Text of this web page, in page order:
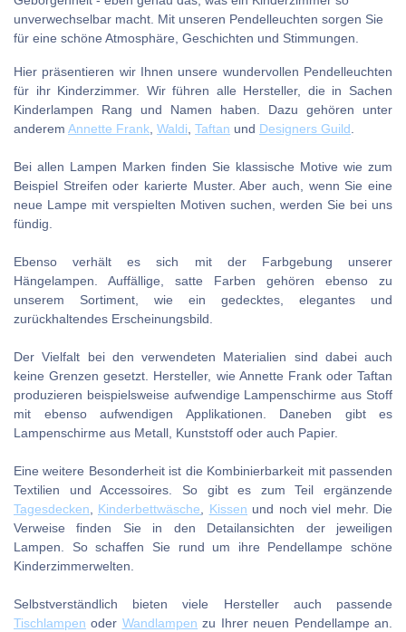
unverwechselbar macht. Mit unseren Pendelleuchten sorgen Sie
für eine schöne Atmosphäre, Geschichten und Stimmungen.
Hier präsentieren wir Ihnen unsere wundervollen Pendelleuchten
für ihr Kinderzimmer. Wir führen alle Hersteller, die in Sachen
Kinderlampen Rang und Namen haben. Dazu gehören unter
anderem Annette Frank, Waldi, Taftan und Designers Guild.
Bei allen Lampen Marken finden Sie klassische Motive wie zum
Beispiel Streifen oder karierte Muster. Aber auch, wenn Sie eine
neue Lampe mit verspielten Motiven suchen, werden Sie bei uns
fündig.
Ebenso verhält es sich mit der Farbgebung unserer
Hängelampen. Auffällige, satte Farben gehören ebenso zu
unserem Sortiment, wie ein gedecktes, elegantes und
zurückhaltendes Erscheinungsbild.
Der Vielfalt bei den verwendeten Materialien sind dabei auch
keine Grenzen gesetzt. Hersteller, wie Annette Frank oder Taftan
produzieren beispielsweise aufwendige Lampenschirme aus Stoff
mit ebenso aufwendigen Applikationen. Daneben gibt es
Lampenschirme aus Metall, Kunststoff oder auch Papier.
Eine weitere Besonderheit ist die Kombinierbarkeit mit passenden
Textilien und Accessoires. So gibt es zum Teil ergänzende
Tagesdecken, Kinderbettwäsche, Kissen und noch viel mehr. Die
Verweise finden Sie in den Detailansichten der jeweiligen
Lampen. So schaffen Sie rund um ihre Pendellampe schöne
Kinderzimmerwelten.
Selbstverständlich bieten viele Hersteller auch passende
Tischlampen oder Wandlampen zu Ihrer neuen Pendellampe an.